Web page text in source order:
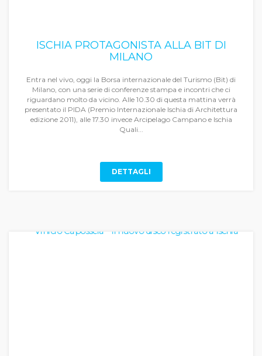
ISCHIA PROTAGONISTA ALLA BIT DI
MILANO
Entra nel vivo, oggi la Borsa internazionale del Turismo (Bit) di
Milano, con una serie di conferenze stampa e incontri che ci
riguardano molto da vicino. Alle 10.30 di questa mattina verrà
presentato il PIDA (Premio Internazionale Ischia di Architettura
edizione 2011), alle 17.30 invece Arcipelago Campano e Ischia
Quali...
DETTAGLI